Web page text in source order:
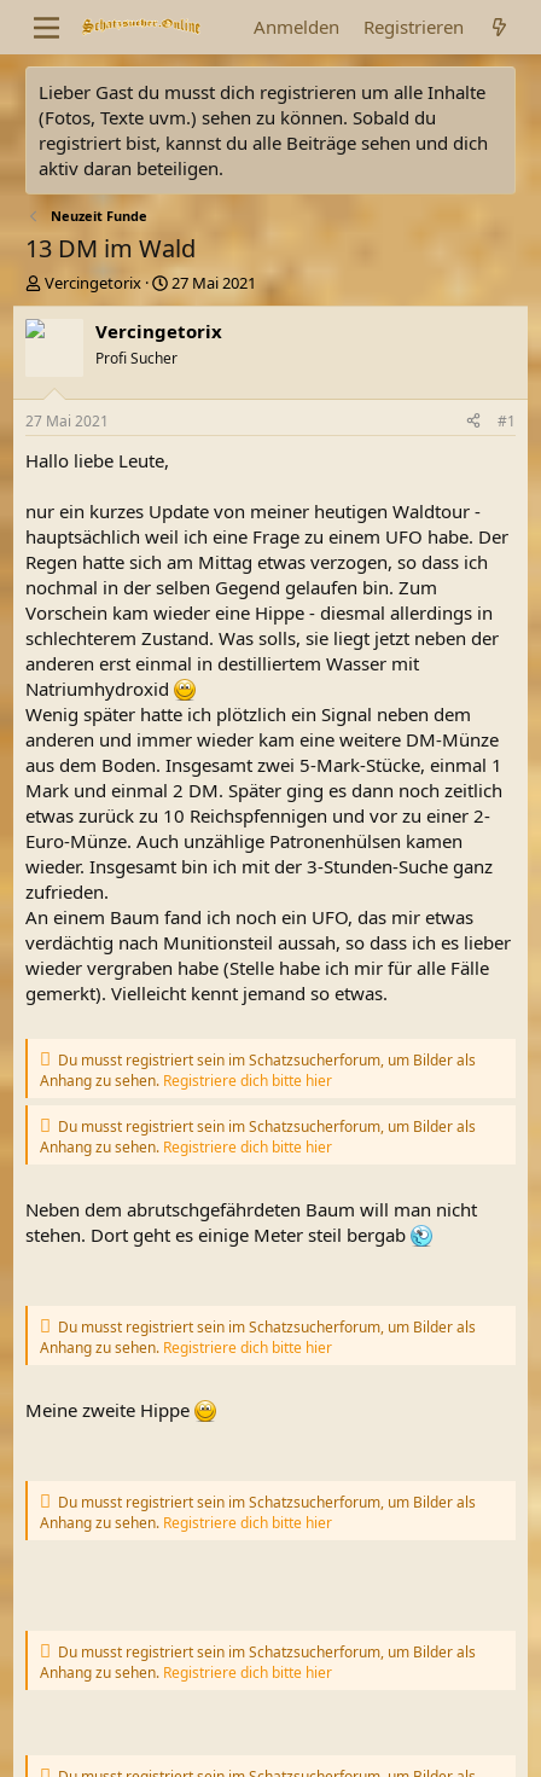
Anmelden Registrieren
Lieber Gast du musst dich registrieren um alle Inhalte
(Fotos, Texte uvm.) sehen zu können. Sobald du
registriert bist, kannst du alle Beiträge sehen und dich
aktiv daran beteiligen.
Neuzeit Funde
13 DM im Wald
E
r
s
l
e
r
Vercingetorix
E
r
s
e
t
27 Mai 2021
Vercingetorix
Profi Sucher
27 Mai 2021 #1
Hallo liebe Leute,
nur ein kurzes Update von meiner heutigen Waldtour -
hauptsächlich weil ich eine Frage zu einem UFO habe. Der
Regen hatte sich am Mittag etwas verzogen, so dass ich
nochmal in der selben Gegend gelaufen bin. Zum
Vorschein kam wieder eine Hippe - diesmal allerdings in
schlechterem Zustand. Was solls, sie liegt jetzt neben der
anderen erst einmal in destilliertem Wasser mit
Natriumhydroxid
Wenig später hatte ich plötzlich ein Signal neben dem
anderen und immer wieder kam eine weitere DM-Münze
aus dem Boden. Insgesamt zwei 5-Mark-Stücke, einmal 1
Mark und einmal 2 DM. Später ging es dann noch zeitlich
etwas zurück zu 10 Reichspfennigen und vor zu einer 2-
Euro-Münze. Auch unzählige Patronenhülsen kamen
wieder. Insgesamt bin ich mit der 3-Stunden-Suche ganz
zufrieden.
An einem Baum fand ich noch ein UFO, das mir etwas
verdächtig nach Munitionsteil aussah, so dass ich es lieber
wieder vergraben habe (Stelle habe ich mir für alle Fälle
gemerkt). Vielleicht kennt jemand so etwas.
Du musst registriert sein im Schatzsucherforum, um Bilder als
Anhang zu sehen. Registriere dich bitte hier
Du musst registriert sein im Schatzsucherforum, um Bilder als
Anhang zu sehen. Registriere dich bitte hier
Neben dem abrutschgefährdeten Baum will man nicht
stehen. Dort geht es einige Meter steil bergab
Du musst registriert sein im Schatzsucherforum, um Bilder als
Anhang zu sehen. Registriere dich bitte hier
Meine zweite Hippe
Du musst registriert sein im Schatzsucherforum, um Bilder als
Anhang zu sehen. Registriere dich bitte hier
Du musst registriert sein im Schatzsucherforum, um Bilder als
Anhang zu sehen. Registriere dich bitte hier